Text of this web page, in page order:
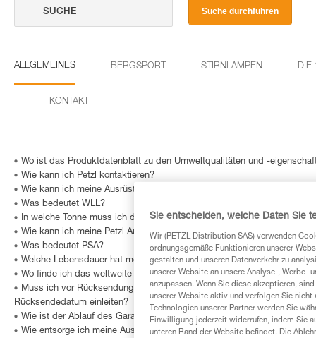
Suche durchführen
ALLGEMEINES BERGSPORT STIRNLAMPEN DIE
KONTAKT
Wo ist das Produktdatenblatt zu den Umweltqualitäten und -
Wie kann ich Petzl kontaktieren?
Wie kann ich meine Ausrüstung lagern?
Was bedeutet WLL?
In welche Tonne muss ich die Verpackung meines Produkts werfen?
Wie kann ich meine Petzl Ausrüstung warten?
Was bedeutet PSA?
Welche Lebensdauer hat meine Petzl Ausrüstung?
Wo finde ich das weltweite Händlernetz von Petzl?
Muss ich vor Rücksendung eines fehlerhaften Produkts an Petzl ein
Rücksendedatum einleiten?
Wie ist der Ablauf des Garantieverfahrens bei Petzl?
Wie entsorge ich meine Ausrüstung?
Sie entscheiden, welche Daten Sie
Wir (PETZL Distribution SAS) verwenden
ordnungsgemäße Funktionieren unserer
gestalten und unseren Datenverkehr zu
unserer Website an unsere Analyse-, Werbe-
anzupassen. Wenn Sie diese akzeptieren,
unserer Website aktiv und verfolgen Sie
Technologien unserer Partner werden Sie
Einwilligung jederzeit widerrufen, indem Sie
unteren Rand der Website befindet. Die